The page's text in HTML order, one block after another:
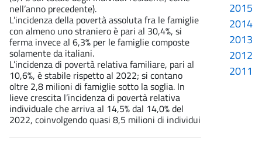
nell’anno precedente).
L’incidenza della povertà assoluta fra le famiglie
con almeno uno straniero è pari al 30,4%, si
ferma invece al 6,3% per le famiglie composte
solamente da italiani.
L’incidenza di povertà relativa familiare, pari al
10,6%, è stabile rispetto al 2022; si contano
oltre 2,8 milioni di famiglie sotto la soglia. In
lieve crescita l’incidenza di povertà relativa
individuale che arriva al 14,5% dal 14,0% del
2022, coinvolgendo quasi 8,5 milioni di individui
2015
2014
2013
2012
2011